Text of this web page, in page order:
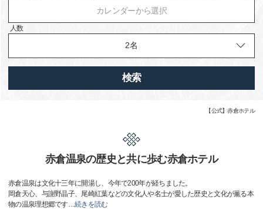
カレンダーから選択
人数
検索
【公式】赤倉ホテル
赤倉温泉の歴史と共に歩む赤倉ホテル
赤倉温泉は文化十三年に開湯し、今年で200年が経ちました。
岡倉天心、与謝野晶子、尾崎紅葉などの文化人や名士が愛した歴史と文化が薫る本
物の温泉理想郷です…続きを読む